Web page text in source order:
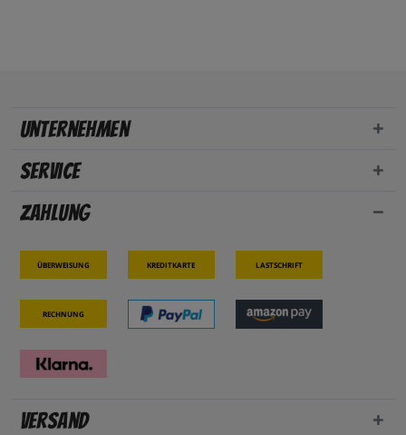
Unternehmen
Service
Zahlung
Überweisung Kreditkarte Lastschrift
Rechnung
Versand